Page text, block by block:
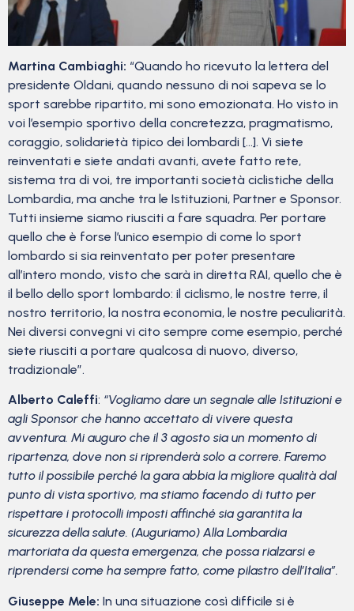
Martina Cambiaghi: “Quando ho ricevuto la lettera del
presidente Oldani, quando nessuno di noi sapeva se lo
sport sarebbe ripartito, mi sono emozionata. Ho visto in
voi l’esempio sportivo della concretezza, pragmatismo,
coraggio, solidarietà tipico dei lombardi […]. Vi siete
reinventati e siete andati avanti, avete fatto rete,
sistema tra di voi, tre importanti società ciclistiche della
Lombardia, ma anche tra le Istituzioni, Partner e Sponsor.
Tutti insieme siamo riusciti a fare squadra. Per portare
quello che è forse l’unico esempio di come lo sport
lombardo si sia reinventato per poter presentare
all’intero mondo, visto che sarà in diretta RAI, quello che è
il bello dello sport lombardo: il ciclismo, le nostre terre, il
nostro territorio, la nostra economia, le nostre peculiarità.
Nei diversi convegni vi cito sempre come esempio, perché
siete riusciti a portare qualcosa di nuovo, diverso,
tradizionale”.
Alberto Caleffi: “Vogliamo dare un segnale alle Istituzioni e
agli Sponsor che hanno accettato di vivere questa
avventura. Mi auguro che il 3 agosto sia un momento di
ripartenza, dove non si riprenderà solo a correre. Faremo
tutto il possibile perché la gara abbia la migliore qualità dal
punto di vista sportivo, ma stiamo facendo di tutto per
rispettare i protocolli imposti affinché sia garantita la
sicurezza della salute. (Auguriamo) Alla Lombardia
martoriata da questa emergenza, che possa rialzarsi e
riprendersi come ha sempre fatto, come pilastro dell’Italia”.
Giuseppe Mele: In una situazione così difficile si è